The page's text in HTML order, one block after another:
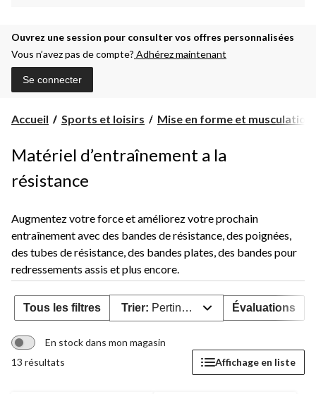
Ouvrez une session pour consulter vos offres personnalisées
Vous n’avez pas de compte? Adhérez maintenant
Se connecter
Accueil Sports et loisirs Mise en forme et musculation
Matériel d’entraînement a la
résistance
Augmentez votre force et améliorez votre prochain
entraînement avec des bandes de résistance, des poignées,
des tubes de résistance, des bandes plates, des bandes pour
redressements assis et plus encore.
Tous les filtres Trier: Pertinence Évaluations
En stock dans mon magasin
13 résultats
Affichage en liste